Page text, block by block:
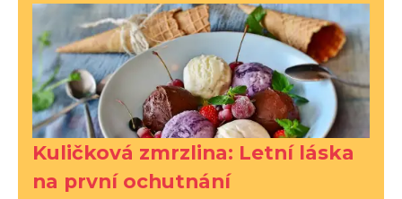
Kuličková zmrzlina: Letní láska
na první ochutnání